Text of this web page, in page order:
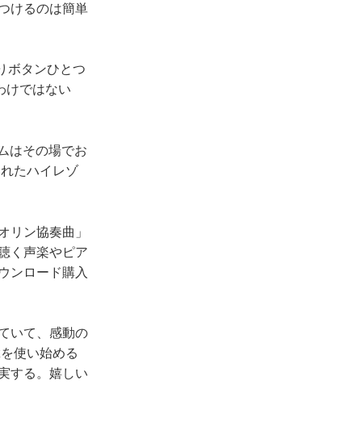
けるのは簡単
ボタンひとつ
けではない
はその場でお
たハイレゾ
ン協奏曲」
く声楽やピア
ンロード購入
いて、感動の
使い始める
する。嬉しい